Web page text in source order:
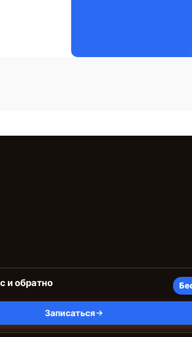
и обратно
Записаться